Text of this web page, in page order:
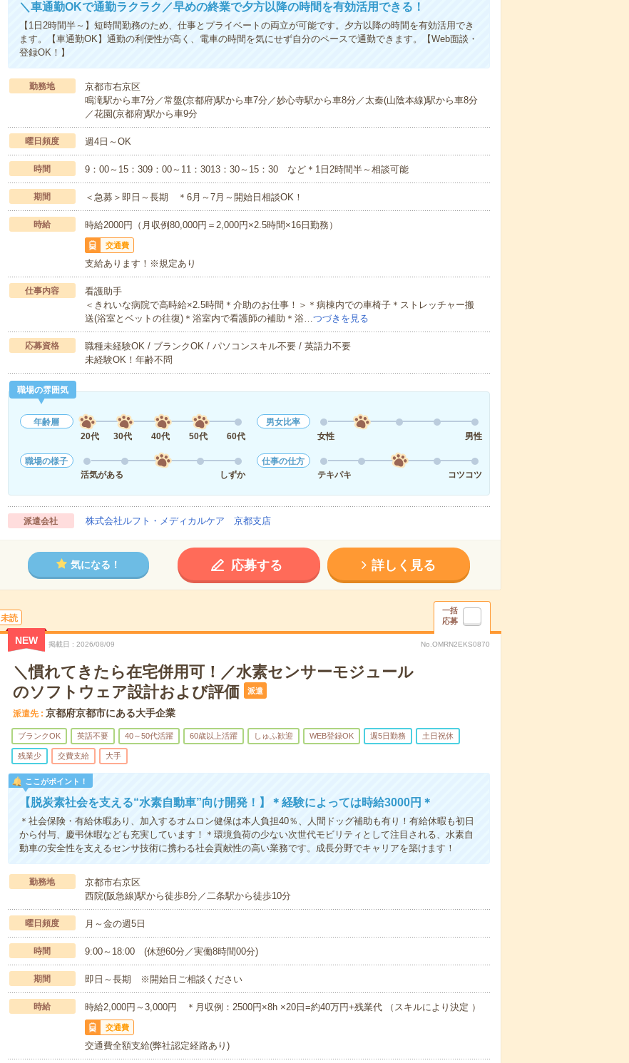
＼車通勤OKで通勤ラクラク／早めの終業で夕方以降の時間を有効活用できる！
【1日2時間半～】短時間勤務のため、仕事とプライベートの両立が可能です。夕方以降の時間を有効活用でき
ます。【車通勤OK】通勤の利便性が高く、電車の時間を気にせず自分のペースで通勤できます。【Web面談・
登録OK！】
勤務地
京都市右京区
鳴滝駅から車7分／常盤(京都府)駅から車7分／妙心寺駅から車8分／太秦(山陰本線)駅から車8分
／花園(京都府)駅から車9分
曜日頻度 週4日～OK
時間 9：00～15：309：00～11：3013：30～15：30 など＊1日2時間半～相談可能
期間 ＜急募＞即日～長期 ＊6月～7月～開始日相談OK！
時給 時給2000円（月収例80,000円＝2,000円×2.5時間×16日勤務）
交通費
支給あります！※規定あり
仕事内容
看護助手
＜きれいな病院で高時給×2.5時間＊介助のお仕事！＞＊病棟内での車椅子＊ストレッチャー搬
送(浴室とベットの往復)＊浴室内で看護師の補助＊浴…つづきを見る
応募資格
職種未経験OK / ブランクOK / パソコンスキル不要 / 英語力不要
未経験OK！年齢不問
職場の雰囲気
年齢層
20代
30代 40代 50代 60代
男女比率
女性
男性
職場の様子
活気がある
しずか
仕事の仕方
テキパキ
コツコツ
派遣会社 株式会社ルフト・メディカルケア 京都支店
気になる！ 応募する 詳しく見る
未読
一括
応募
NEW 掲載日 2026/08/09 No.OMRN2EKS0870
＼慣れてきたら在宅併用可！／水素センサーモジュール
のソフトウェア設計および評価
派遣
派遣先 京都府京都市にある大手企業
ブランクOK 英語不要 40～50代活躍 60歳以上活躍 しゅふ歓迎 WEB登録OK 週5日勤務 土日祝休
残業少 交費支給 大手
ここがポイント！
【脱炭素社会を支える“水素自動車”向け開発！】＊経験によっては時給3000円＊
＊社会保険・有給休暇あり、加入するオムロン健保は本人負担40％、人間ドッグ補助も有り！有給休暇も初日
から付与、慶弔休暇なども充実しています！＊環境負荷の少ない次世代モビリティとして注目される、水素自
動車の安全性を支えるセンサ技術に携わる社会貢献性の高い業務です。成長分野でキャリアを築けます！
勤務地
京都市右京区
西院(阪急線)駅から徒歩8分／二条駅から徒歩10分
曜日頻度 月～金の週5日
時間 9:00～18:00 (休憩60分／実働8時間00分)
期間 即日～長期 ※開始日ご相談ください
時給 時給2,000円～3,000円 ＊月収例：2500円×8h ×20日=約40万円+残業代 （スキルにより決定 ）
交通費
交通費全額支給(弊社認定経路あり)